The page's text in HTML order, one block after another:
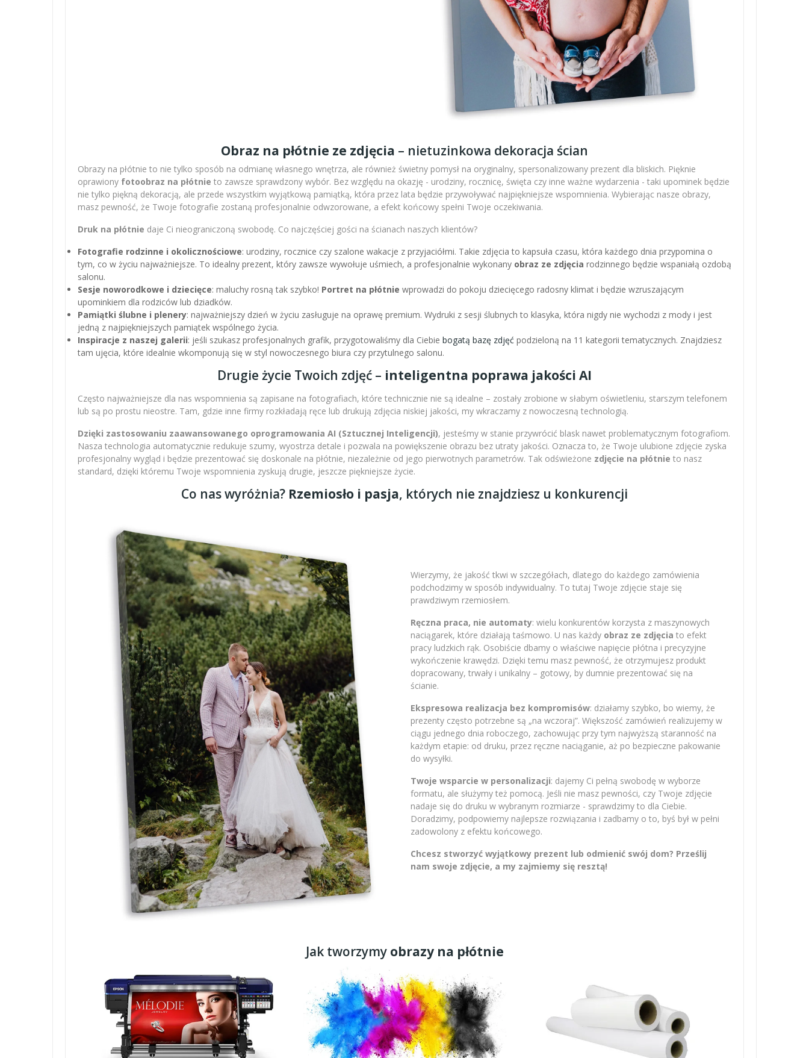
Obraz na płótnie ze zdjęcia – nietuzinkowa dekoracja ścian
Obrazy na płótnie to nie tylko sposób na odmianę własnego wnętrza, ale również świetny pomysł na oryginalny, spersonalizowany prezent dla bliskich. Pięknie
oprawiony fotoobraz na płótnie to zawsze sprawdzony wybór. Bez względu na okazję - urodziny, rocznicę, święta czy inne ważne wydarzenia - taki upominek będzie
nie tylko piękną dekoracją, ale przede wszystkim wyjątkową pamiątką, która przez lata będzie przywoływać najpiękniejsze wspomnienia. Wybierając nasze obrazy,
masz pewność, że Twoje fotografie zostaną profesjonalnie odwzorowane, a efekt końcowy spełni Twoje oczekiwania.
Druk na płótnie daje Ci nieograniczoną swobodę. Co najczęściej gości na ścianach naszych klientów?
Fotografie rodzinne i okolicznościowe: urodziny, rocznice czy szalone wakacje z przyjaciółmi. Takie zdjęcia to kapsuła czasu, która każdego dnia przypomina o
tym, co w życiu najważniejsze. To idealny prezent, który zawsze wywołuje uśmiech, a profesjonalnie wykonany obraz ze zdjęcia rodzinnego będzie wspaniałą ozdobą
salonu.
Sesje noworodkowe i dziecięce: maluchy rosną tak szybko! Portret na płótnie wprowadzi do pokoju dziecięcego radosny klimat i będzie wzruszającym
upominkiem dla rodziców lub dziadków.
Pamiątki ślubne i plenery: najważniejszy dzień w życiu zasługuje na oprawę premium. Wydruki z sesji ślubnych to klasyka, która nigdy nie wychodzi z mody i jest
jedną z najpiękniejszych pamiątek wspólnego życia.
Inspiracje z naszej galerii: jeśli szukasz profesjonalnych grafik, przygotowaliśmy dla Ciebie bogatą bazę zdjęć podzieloną na 11 kategorii tematycznych. Znajdziesz
tam ujęcia, które idealnie wkomponują się w styl nowoczesnego biura czy przytulnego salonu.
Drugie życie Twoich zdjęć – inteligentna poprawa jakości AI
Często najważniejsze dla nas wspomnienia są zapisane na fotografiach, które technicznie nie są idealne – zostały zrobione w słabym oświetleniu, starszym telefonem
lub są po prostu nieostre. Tam, gdzie inne firmy rozkładają ręce lub drukują zdjęcia niskiej jakości, my wkraczamy z nowoczesną technologią.
Dzięki zastosowaniu zaawansowanego oprogramowania AI (Sztucznej Inteligencji), jesteśmy w stanie przywrócić blask nawet problematycznym fotografiom.
Nasza technologia automatycznie redukuje szumy, wyostrza detale i pozwala na powiększenie obrazu bez utraty jakości. Oznacza to, że Twoje ulubione zdjęcie zyska
profesjonalny wygląd i będzie prezentować się doskonale na płótnie, niezależnie od jego pierwotnych parametrów. Tak odświeżone zdjęcie na płótnie to nasz
standard, dzięki któremu Twoje wspomnienia zyskują drugie, jeszcze piękniejsze życie.
Co nas wyróżnia? Rzemiosło i pasja, których nie znajdziesz u konkurencji
Wierzymy, że jakość tkwi w szczegółach, dlatego do każdego zamówienia
podchodzimy w sposób indywidualny. To tutaj Twoje zdjęcie staje się
prawdziwym rzemiosłem.
Ręczna praca, nie automaty: wielu konkurentów korzysta z maszynowych
naciągarek, które działają taśmowo. U nas każdy obraz ze zdjęcia to efekt
pracy ludzkich rąk. Osobiście dbamy o właściwe napięcie płótna i precyzyjne
wykończenie krawędzi. Dzięki temu masz pewność, że otrzymujesz produkt
dopracowany, trwały i unikalny – gotowy, by dumnie prezentować się na
ścianie.
Ekspresowa realizacja bez kompromisów: działamy szybko, bo wiemy, że
prezenty często potrzebne są „na wczoraj”. Większość zamówień realizujemy w
ciągu jednego dnia roboczego, zachowując przy tym najwyższą staranność na
każdym etapie: od druku, przez ręczne naciąganie, aż po bezpieczne pakowanie
do wysyłki.
Twoje wsparcie w personalizacji: dajemy Ci pełną swobodę w wyborze
formatu, ale służymy też pomocą. Jeśli nie masz pewności, czy Twoje zdjęcie
nadaje się do druku w wybranym rozmiarze - sprawdzimy to dla Ciebie.
Doradzimy, podpowiemy najlepsze rozwiązania i zadbamy o to, byś był w pełni
zadowolony z efektu końcowego.
Chcesz stworzyć wyjątkowy prezent lub odmienić swój dom? Prześlij
nam swoje zdjęcie, a my zajmiemy się resztą!
Jak tworzymyobrazy na płótnie